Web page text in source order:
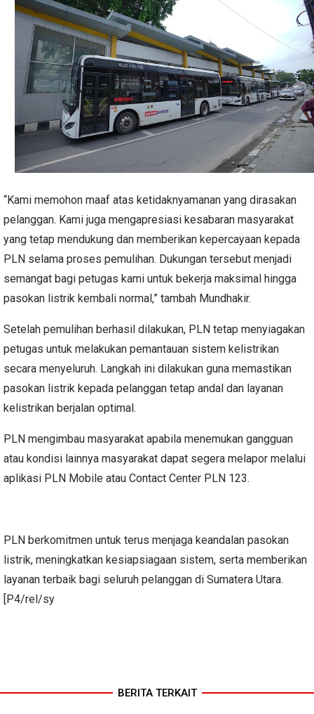
“Kami memohon maaf atas ketidaknyamanan yang dirasakan
pelanggan. Kami juga mengapresiasi kesabaran masyarakat
yang tetap mendukung dan memberikan kepercayaan kepada
PLN selama proses pemulihan. Dukungan tersebut menjadi
semangat bagi petugas kami untuk bekerja maksimal hingga
pasokan listrik kembali normal,” tambah Mundhakir.
Setelah pemulihan berhasil dilakukan, PLN tetap menyiagakan
petugas untuk melakukan pemantauan sistem kelistrikan
secara menyeluruh. Langkah ini dilakukan guna memastikan
pasokan listrik kepada pelanggan tetap andal dan layanan
kelistrikan berjalan optimal.
PLN mengimbau masyarakat apabila menemukan gangguan
atau kondisi lainnya masyarakat dapat segera melapor melalui
aplikasi PLN Mobile atau Contact Center PLN 123.
PLN berkomitmen untuk terus menjaga keandalan pasokan
listrik, meningkatkan kesiapsiagaan sistem, serta memberikan
layanan terbaik bagi seluruh pelanggan di Sumatera Utara.
[P4/rel/sy
BERITA TERKAIT